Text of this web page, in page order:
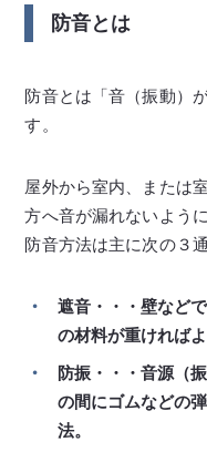
防音とは
防音とは「音（振動）
す。
屋外から室内、または
方へ音が漏れないよう
防音方法は主に次の３
遮音・・・壁など
の材料が重ければよ
防振・・・音源（
の間にゴムなどの
法。